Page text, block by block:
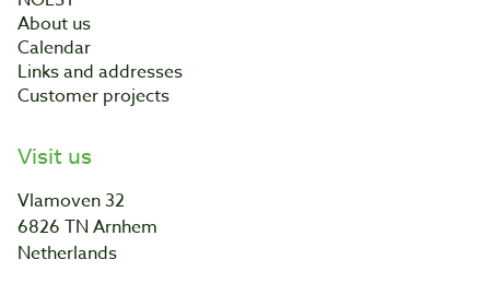
About us
Calendar
Links and addresses
Customer projects
Visit us
Vlamoven 32
6826 TN Arnhem
Netherlands